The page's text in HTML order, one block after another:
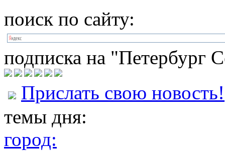
поиск по сайту:
подписка на "Петербург
Прислать свою новость!
темы дня:
город: